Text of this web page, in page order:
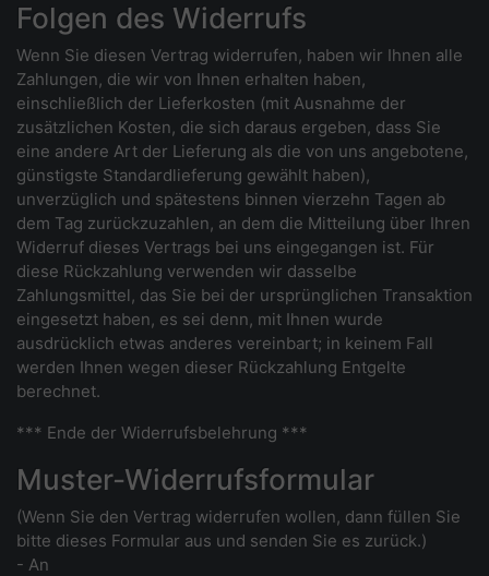
Folgen des Widerrufs
Wenn Sie diesen Vertrag widerrufen, haben wir Ihnen alle
Zahlungen, die wir von Ihnen erhalten haben,
einschließlich der Lieferkosten (mit Ausnahme der
zusätzlichen Kosten, die sich daraus ergeben, dass Sie
eine andere Art der Lieferung als die von uns angebotene,
günstigste Standardlieferung gewählt haben),
unverzüglich und spätestens binnen vierzehn Tagen ab
dem Tag zurückzuzahlen, an dem die Mitteilung über Ihren
Widerruf dieses Vertrags bei uns eingegangen ist. Für
diese Rückzahlung verwenden wir dasselbe
Zahlungsmittel, das Sie bei der ursprünglichen Transaktion
eingesetzt haben, es sei denn, mit Ihnen wurde
ausdrücklich etwas anderes vereinbart; in keinem Fall
werden Ihnen wegen dieser Rückzahlung Entgelte
berechnet.
*** Ende der Widerrufsbelehrung ***
Muster-Widerrufsformular
(Wenn Sie den Vertrag widerrufen wollen, dann füllen Sie
bitte dieses Formular aus und senden Sie es zurück.)
- An